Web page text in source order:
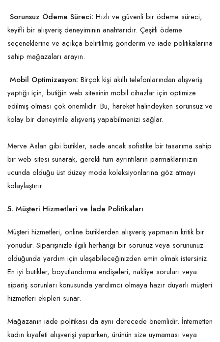
Sorunsuz Ödeme Süreci: Hızlı ve güvenli bir ödeme süreci,
keyifli bir alışveriş deneyiminin anahtarıdır. Çeşitli ödeme
seçeneklerine ve açıkça belirtilmiş gönderim ve iade politikalarına
sahip mağazaları arayın.
Mobil Optimizasyon: Birçok kişi akıllı telefonlarından alışveriş
yaptığı için, butiğin web sitesinin mobil cihazlar için optimize
edilmiş olması çok önemlidir. Bu, hareket halindeyken sorunsuz ve
kolay bir deneyimle alışveriş yapabilmenizi sağlar.
Merve Aslan gibi butikler, sade ancak sofistike bir tasarıma sahip
bir web sitesi sunarak, gerekli tüm ayrıntıların parmaklarınızın
ucunda olduğu üst düzey moda koleksiyonlarına göz atmayı
kolaylaştırır.
5. Müşteri Hizmetleri ve İade Politikaları
Müşteri hizmetleri, online butiklerden alışveriş yapmanın kritik bir
yönüdür. Siparişinizle ilgili herhangi bir sorunuz veya sorununuz
olduğunda yardım için ulaşabileceğinizden emin olmak istersiniz.
En iyi butikler, boyutlandırma endişeleri, nakliye soruları veya
sipariş sorunları konusunda yardımcı olmaya hazır duyarlı müşteri
hizmetleri ekipleri sunar.
Mağazanın iade politikası da aynı derecede önemlidir. İnternetten
kadın kıyafeti alışverişi yaparken, ürünün size uymaması veya